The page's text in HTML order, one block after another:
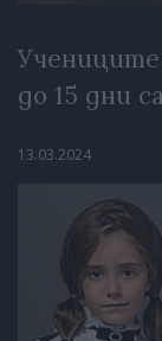
до 15 дни
13.03.2024